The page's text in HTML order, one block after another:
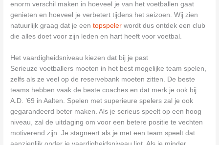
enorm verschil maken in hoeveel je van het voetballen gaat
genieten en hoeveel je verbetert tijdens het seizoen. Wij zien
natuurlijk graag dat je eentopspeler wordt dus ontdek een club
die alles doet voor zijn leden en hart heeft voor voetbal.
Het vaardigheidsniveau kiezen dat bij je past
Serieuze voetballers moeten in het best mogelijke team spelen,
zelfs als ze veel op de reservebank moeten zitten. De beste
teams hebben vaak de beste coaches en dat merk je ook bij
A.D. ’69 in Aalten. Spelen met superieure spelers zal je ook
gegarandeerd beter maken. Als je serieus speelt op een hoog
niveau, zal de uitdaging om voor een betere positie te vechten
motiverend zijn. Je stagneert als je met een team speelt dat